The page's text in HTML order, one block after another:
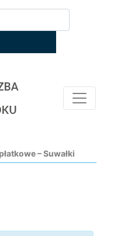
– Suwałki